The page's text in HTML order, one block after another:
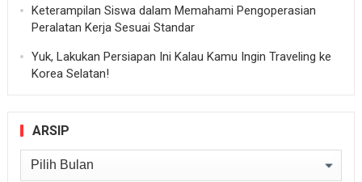
Keterampilan Siswa dalam Memahami Pengoperasian
Peralatan Kerja Sesuai Standar
Yuk, Lakukan Persiapan Ini Kalau Kamu Ingin Traveling ke
Korea Selatan!
ARSIP
Arsip